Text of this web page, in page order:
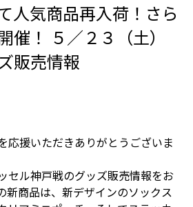
人気商品再入荷！さら
催！ ５／２３（土）
販売情報
応援いただきありがとうございま
セル神戸戦のグッズ販売情報をお
新商品は、新デザインのソックス